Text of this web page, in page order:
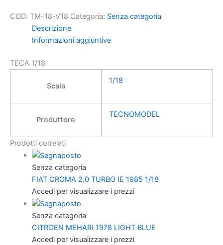
COD: TM-18-V18 Categoria: Senza categoria
Descrizione
Informazioni aggiuntive
TECA 1/18
Scala
1/18
Produttore
TECNOMODEL
Prodotti correlati
Senza categoria
FIAT CROMA 2.0 TURBO IE 1985 1/18
Accedi per visualizzare i prezzi
Senza categoria
CITROEN MEHARI 1978 LIGHT BLUE
Accedi per visualizzare i prezzi